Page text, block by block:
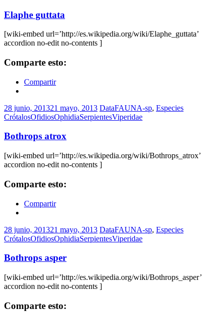
Elaphe guttata
[wiki-embed url=’http://es.wikipedia.org/wiki/Elaphe_guttata’
accordion no-edit no-contents ]
Comparte esto:
Compartir
28 junio, 201321 mayo, 2013 DataFAUNA-sp, Especies
CrótalosOfidiosOphidiaSerpientesViperidae
Bothrops atrox
[wiki-embed url=’http://es.wikipedia.org/wiki/Bothrops_atrox’
accordion no-edit no-contents ]
Comparte esto:
Compartir
28 junio, 201321 mayo, 2013 DataFAUNA-sp, Especies
CrótalosOfidiosOphidiaSerpientesViperidae
Bothrops asper
[wiki-embed url=’http://es.wikipedia.org/wiki/Bothrops_asper’
accordion no-edit no-contents ]
Comparte esto: